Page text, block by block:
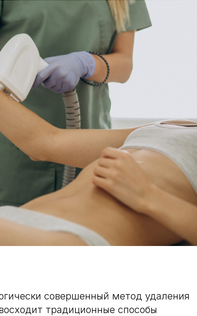
совершенный метод удаления
традиционные способы